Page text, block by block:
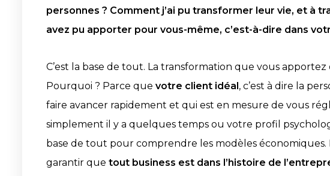
personnes ? Comment j’ai pu transformer leur vie, et à
avez pu apporter pour vous-même, c’est-à-dire dans
C’est la base de tout. La transformation que vous
Pourquoi ? Parce que votre client idéal, c’est à dire la
faire avancer rapidement et qui est en mesure de vous
simplement il y a quelques temps ou votre profil
base de tout pour comprendre les modèles
garantir que tout business est dans l’histoire de